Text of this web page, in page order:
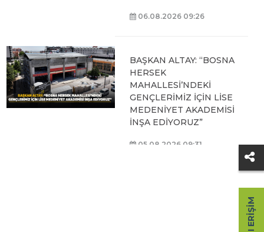
06.08.2026 09:26
BAŞKAN ALTAY: “BOSNA
HERSEK
MAHALLESİ’NDEKİ
GENÇLERİMİZ İÇİN LİSE
MEDENİYET AKADEMİSİ
İNŞA EDİYORUZ”
05.08.2026 09:31